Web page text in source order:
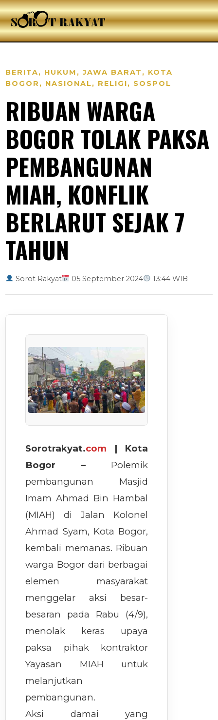
BERITA, HUKUM ,JAWA BARAT , KOTA
BOGOR , NASIONAL, RELIGI, SOSPOL
RIBUAN WARGA
BOGOR TOLAK PAKSA
PEMBANGUNAN
MIAH, KONFLIK
BERLARUT SEJAK 7
TAHUN
Sorot Rakyat 05 September 2024 13:44 WIB
Sorotrakyat.com | Kota
Bogor – Polemik
pembangunan Masjid
Imam Ahmad Bin Hambal
(MIAH) di Jalan Kolonel
Ahmad Syam, Kota Bogor,
kembali memanas. Ribuan
warga Bogor dari berbagai
elemen masyarakat
menggelar aksi besar-
besaran pada Rabu (4/9),
menolak keras upaya
paksa pihak kontraktor
Yayasan MIAH untuk
melanjutkan
pembangunan.
Aksi damai yang